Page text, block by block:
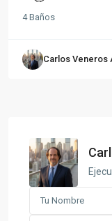
4 Baños
Carlos Veneros